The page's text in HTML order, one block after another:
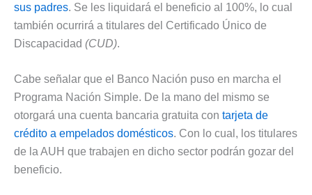
sus padres. Se les liquidará el beneficio al 100%, lo cual
también ocurrirá a titulares del Certificado Único de
Discapacidad (CUD).
Cabe señalar que el Banco Nación puso en marcha el
Programa Nación Simple. De la mano del mismo se
otorgará una cuenta bancaria gratuita con tarjeta de
crédito a empelados domésticos. Con lo cual, los titulares
de la AUH que trabajen en dicho sector podrán gozar del
beneficio.